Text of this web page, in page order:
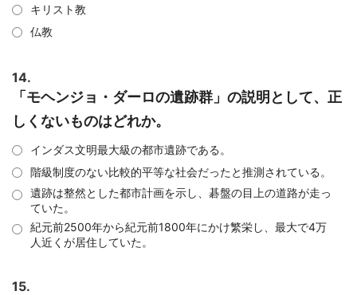
キリスト教
仏教
14.
「モヘンジョ・ダーロの遺跡群」の説明として、正
しくないものはどれか。
インダス文明最大級の都市遺跡である。
階級制度のない比較的平等な社会だったと推測されている。
遺跡は整然とした都市計画を示し、碁盤の目上の道路が走っ
ていた。
紀元前2500年から紀元前1800年にかけ繁栄し、最大で4万
人近くが居住していた。
15.